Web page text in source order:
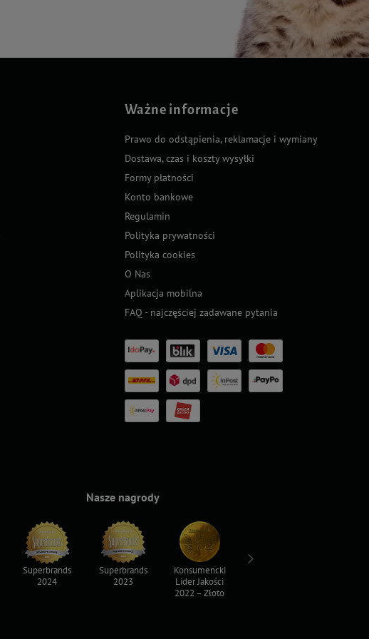
Ważne informacje
Prawo do odstąpienia, reklamacje i wymiany
Dostawa, czas i koszty wysyłki
Formy płatności
Konto bankowe
Regulamin
Polityka prywatności
Polityka cookies
O Nas
Aplikacja mobilna
FAQ - najczęściej zadawane pytania
Nasze nagrody
Superbrands
2024
Superbrands
2023
Konsumencki
Lider Jakości
2022 – Złoto